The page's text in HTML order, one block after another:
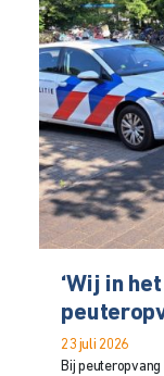
‘Wij in
23 juli 2026
Bij